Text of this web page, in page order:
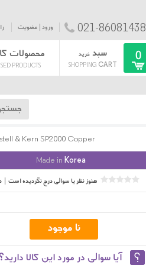
021-86081438 ورود | عضویت
محصولات
PRODUCTS
سبد خرید
SHOPPING CART
0
& Kern SP2000 Copper
Made in Korea
هنوز نظر یا سوالی درج نگردیده است |
آیا سوالی در مورد این کالا